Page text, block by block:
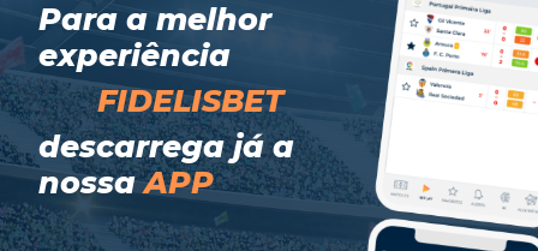
Para a melhor
experiência
FIDELISBET
descarrega já a
nossaAPP